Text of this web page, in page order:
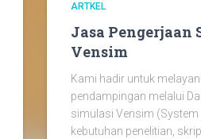
ARTKEL
Jasa Pengerjaan
Vensim
Kami hadir untuk
pendampingan melalui
simulasi Vensim
kebutuhan penelitian,